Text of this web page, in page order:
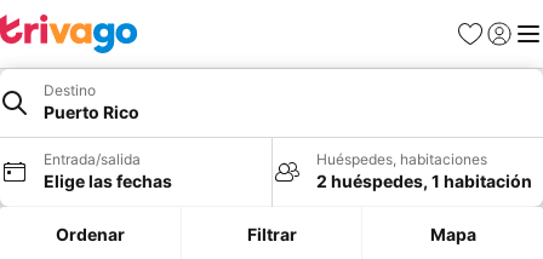
Favoritos
Iniciar
Destino
Puerto Rico
Entrada/salida
Elige las fechas
Huéspedes, habitaciones
2 huéspedes, 1 habitación
Ordenar Filtrar Mapa